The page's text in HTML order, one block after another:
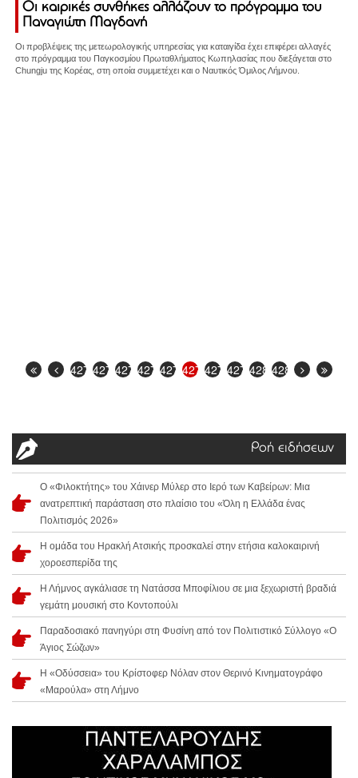
Οι καιρικές συνθήκες αλλάζουν το πρόγραμμα του
Παναγιώτη Μαγδανή
Οι προβλέψεις της μετεωρολογικής υπηρεσίας για καταιγίδα έχει επιφέρει αλλαγές
στο πρόγραμμα του Παγκοσμίου Πρωταθλήματος Κωπηλασίας που διεξάγεται στο
Chungju της Κορέας, στη οποία συμμετέχει και ο Ναυτικός Όμιλος Λήμνου.
4272427342744275427642774278427942804281
Ροή ειδήσεων
Ο «Φιλοκτήτης» του Χάινερ Μύλερ στο Ιερό των Καβείρων: Μια
ανατρεπτική παράσταση στο πλαίσιο του «Όλη η Ελλάδα ένας
Πολιτισμός 2026»
Η ομάδα του Ηρακλή Ατσικής προσκαλεί στην ετήσια καλοκαιρινή
χοροεσπερίδα της
Η Λήμνος αγκάλιασε τη Νατάσσα Μποφίλιου σε μια ξεχωριστή βραδιά
γεμάτη μουσική στο Κοντοπούλι
Παραδοσιακό πανηγύρι στη Φυσίνη από τον Πολιτιστικό Σύλλογο «Ο
Άγιος Σώζων»
Η «Οδύσσεια» του Κρίστοφερ Νόλαν στον Θερινό Κινηματογράφο
«Μαρούλα» στη Λήμνο